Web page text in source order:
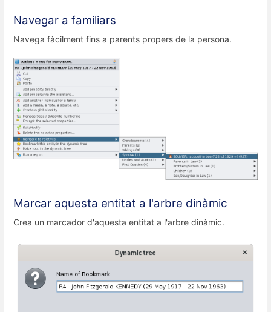
Navegar a familiars
Navega fàcilment fins a parents propers de la persona.
Marcar aquesta entitat a l'arbre dinàmic
Crea un marcador d'aquesta entitat a l'arbre dinàmic.